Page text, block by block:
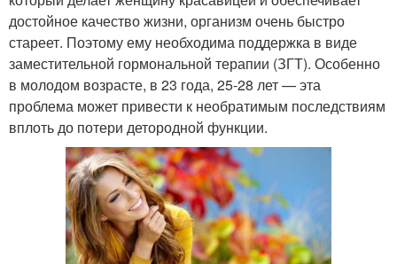
достойное качество жизни, организм очень быстро
стареет. Поэтому ему необходима поддержка в виде
заместительной гормональной терапии (ЗГТ). Особенно
в молодом возрасте, в 23 года, 25-28 лет — эта
проблема может привести к необратимым последствиям
вплоть до потери детородной функции.